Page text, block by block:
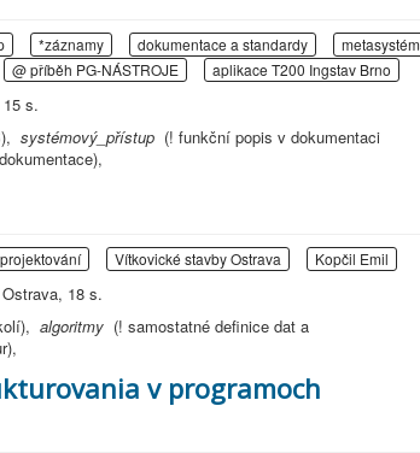
*záznamy dokumentace a standardy
metasystém
@ příběh PG-NÁSTROJE aplikace T200 Ingstav Brno
s.
systémový_přístup (! funkční popis v dokumentaci
Vítkovické stavby Ostrava Kopčil Emil
18 s.
algoritmy (! samostatné definice dat a
v programoch